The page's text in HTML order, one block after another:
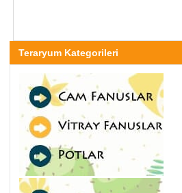
Teraryum Kategorileri